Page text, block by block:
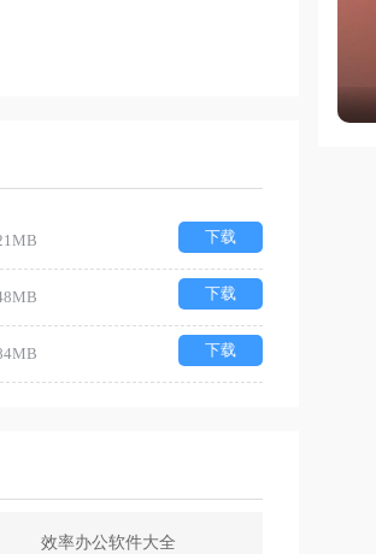
下载
下载
下载
效率办公软件大全